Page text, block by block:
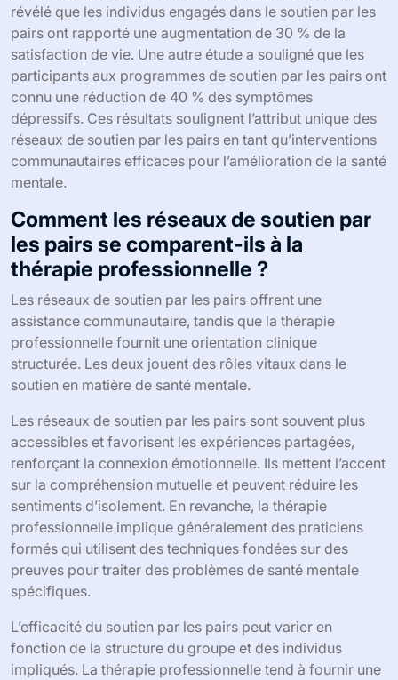
révélé que les individus engagés dans le soutien par les
pairs ont rapporté une augmentation de 30 % de la
satisfaction de vie. Une autre étude a souligné que les
participants aux programmes de soutien par les pairs ont
connu une réduction de 40 % des symptômes
dépressifs. Ces résultats soulignent l’attribut unique des
réseaux de soutien par les pairs en tant qu’interventions
communautaires efficaces pour l’amélioration de la santé
mentale.
Comment les réseaux de soutien par
les pairs se comparent-ils à la
thérapie professionnelle ?
Les réseaux de soutien par les pairs offrent une
assistance communautaire, tandis que la thérapie
professionnelle fournit une orientation clinique
structurée. Les deux jouent des rôles vitaux dans le
soutien en matière de santé mentale.
Les réseaux de soutien par les pairs sont souvent plus
accessibles et favorisent les expériences partagées,
renforçant la connexion émotionnelle. Ils mettent l’accent
sur la compréhension mutuelle et peuvent réduire les
sentiments d’isolement. En revanche, la thérapie
professionnelle implique généralement des praticiens
formés qui utilisent des techniques fondées sur des
preuves pour traiter des problèmes de santé mentale
spécifiques.
L’efficacité du soutien par les pairs peut varier en
fonction de la structure du groupe et des individus
impliqués. La thérapie professionnelle tend à fournir une